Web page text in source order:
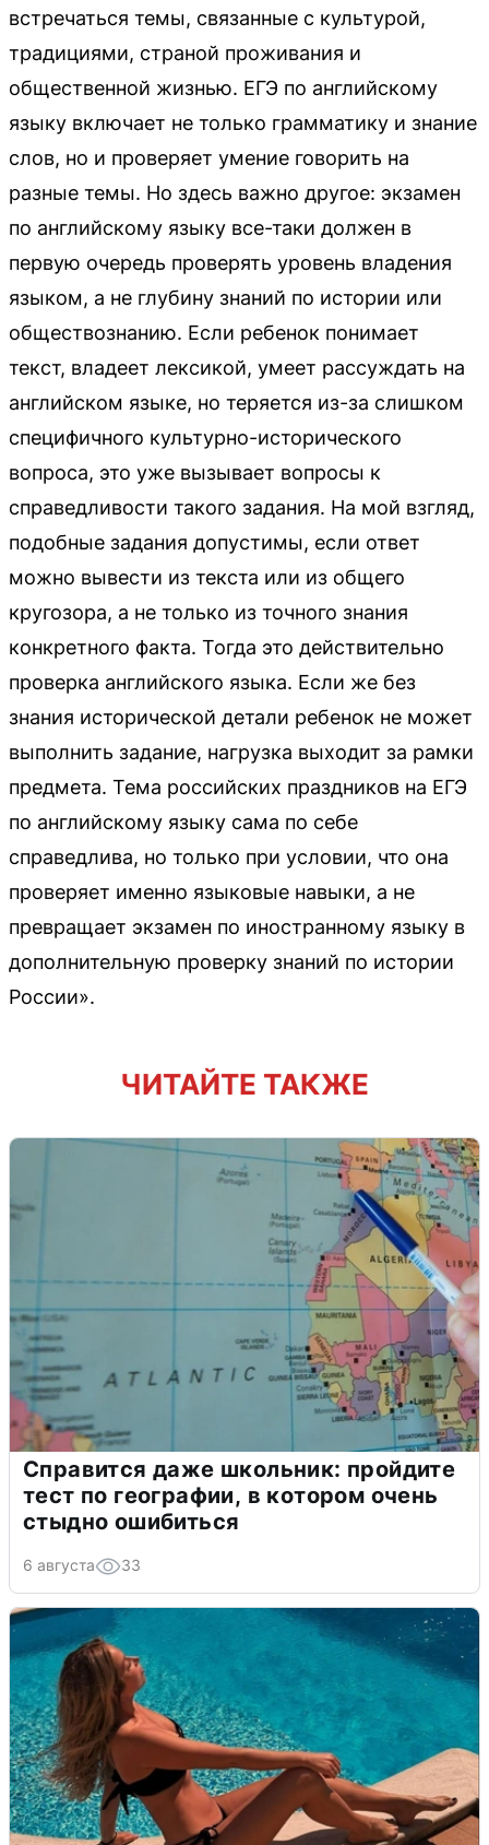
встречаться темы, связанные с культурой,
традициями, страной проживания и
общественной жизнью. ЕГЭ по английскому
языку включает не только грамматику и знание
слов, но и проверяет умение говорить на
разные темы. Но здесь важно другое: экзамен
по английскому языку все-таки должен в
первую очередь проверять уровень владения
языком, а не глубину знаний по истории или
обществознанию. Если ребенок понимает
текст, владеет лексикой, умеет рассуждать на
английском языке, но теряется из-за слишком
специфичного культурно-исторического
вопроса, это уже вызывает вопросы к
справедливости такого задания. На мой взгляд,
подобные задания допустимы, если ответ
можно вывести из текста или из общего
кругозора, а не только из точного знания
конкретного факта. Тогда это действительно
проверка английского языка. Если же без
знания исторической детали ребенок не может
выполнить задание, нагрузка выходит за рамки
предмета. Тема российских праздников на ЕГЭ
по английскому языку сама по себе
справедлива, но только при условии, что она
проверяет именно языковые навыки, а не
превращает экзамен по иностранному языку в
дополнительную проверку знаний по истории
России».
ЧИТАЙТЕ ТАКЖЕ
Справится даже школьник: пройдите
тест по географии, в котором очень
стыдно ошибиться
6 августа 33